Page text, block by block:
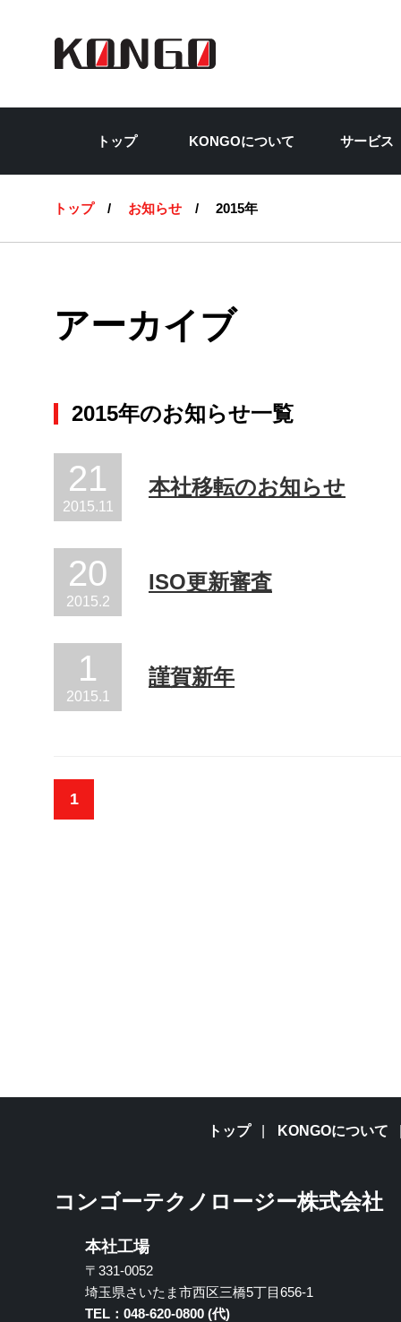
トップ KONGOについて サービス
トップ お知らせ 2015年
アーカイブ
2015年のお知らせ一覧
21
2015.11
本社移転のお知らせ
20
2015.2
ISO更新審査
1
2015.1
謹賀新年
1
トップ KONGOについて
コンゴーテクノロージー株式会社
本社工場
〒331-0052
埼玉県さいたま市西区三橋5丁目656-1
TEL：048-620-0800 (代)